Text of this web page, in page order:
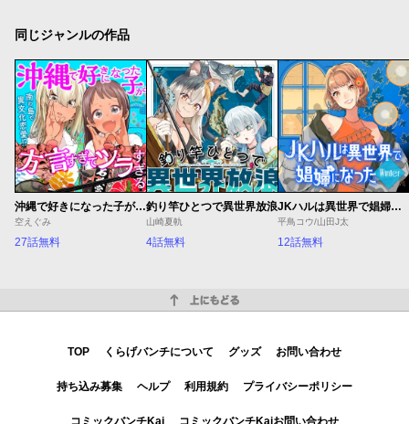
同じジャンルの作品
沖縄で好きになった子が方言すぎてツラすぎる
空えぐみ
27話無料
釣り竿ひとつで異世界放浪
山崎夏軌
4話無料
JKハルは異世界で娼婦になった Winter
平鳥コウ/山田J太
12話無料
TOP くらげバンチについて グッズ お問い合わせ
持ち込み募集 ヘルプ 利用規約 プライバシーポリシー
コミックバンチKai コミックバンチKaiお問い合わせ